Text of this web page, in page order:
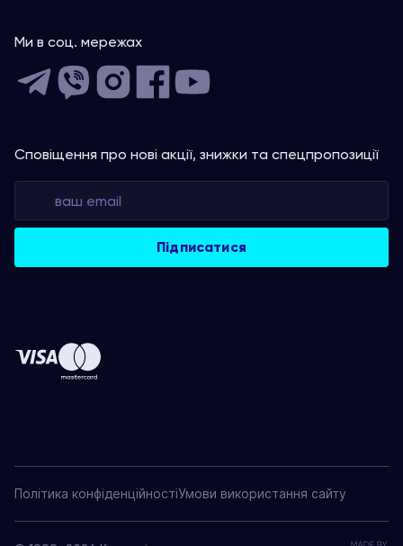
Ми в соц. мережах
Сповіщення про нові акції, знижки та спецпропозиції
Політика конфіденційностіУмови використання сайту